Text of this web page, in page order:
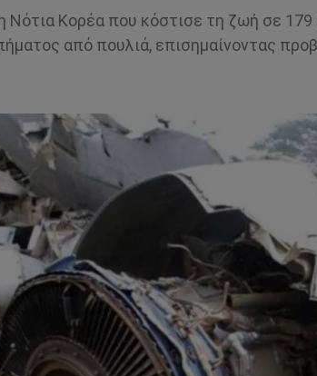
Κορέα που κόστισε τη ζωή σε 179
από πουλιά, επισημαίνοντας